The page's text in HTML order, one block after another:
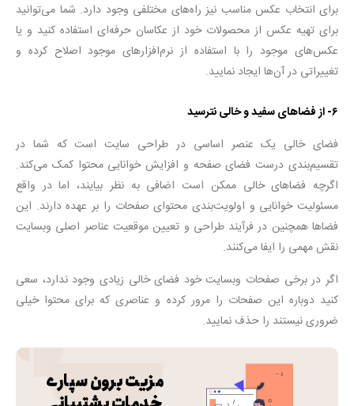
برای انتخاب عکس مناسب نیز راه‌های مختلفی وجود دارد. شما می‌توانید
برای تهیه عکس از محصولات خود از عکاسان حرفه‌ای استفاده کنید و یا
عکس‌های موجود را با استفاده از نرم‌افزارهای موجود اصلاح کرده و
تغییراتی در آن‌ها ایجاد نمایید.
۶- از فضاهای سفید و خالی نترسید
فضای خالی یک عنصر اساسی در طراحی سایت است که شما در
تقسیم‌بندی درست فضای صفحه و افزایش خوانایی محتوا کمک می‌کند.
اگرچه فضاهای خالی ممکن است اضافی به نظر بیایند، اما در واقع
مسئولیت خوانایی و اولویت‌بندی محتوای صفحات را بر عهده دارند. این
فضاها همچنین در فرآیند طراحی و تعیین موقعیت عناصر اصلی وبسایت
نقش مهمی را ایفا می‌کنند.
اگر در برخی صفحات وبسایت خود فضای خالی زیادی وجود ندارد، سعی
کنید دوباره این صفحات را مرور کرده و عناصری که برای محتوا خیلی
ضروری نیستند را حذف نمایید.
مزیت برون سپاری